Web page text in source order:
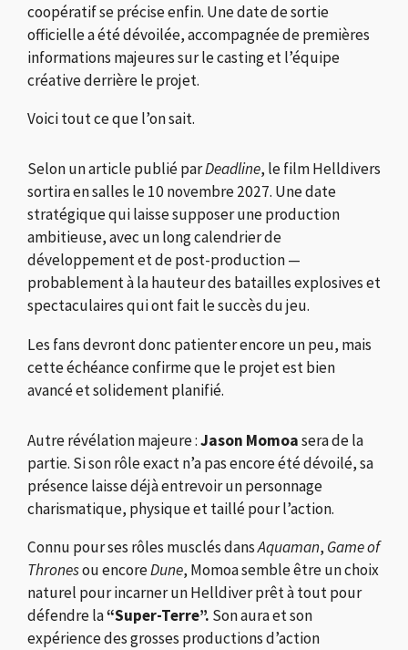
coopératif se précise enfin. Une date de sortie
officielle a été dévoilée, accompagnée de premières
informations majeures sur le casting et l’équipe
créative derrière le projet.
Voici tout ce que l’on sait.
Selon un article publié parDeadline, le film Helldivers
sortira en salles le 10 novembre 2027. Une date
stratégique qui laisse supposer une production
ambitieuse, avec un long calendrier de
développement et de post-production —
probablement à la hauteur des batailles explosives et
spectaculaires qui ont fait le succès du jeu.
Les fans devront donc patienter encore un peu, mais
cette échéance confirme que le projet est bien
avancé et solidement planifié.
Autre révélation majeure :Jason Momoasera de la
partie. Si son rôle exact n’a pas encore été dévoilé, sa
présence laisse déjà entrevoir un personnage
charismatique, physique et taillé pour l’action.
Connu pour ses rôles musclés dansAquaman, Game of
Thronesou encoreDune, Momoa semble être un choix
naturel pour incarner un Helldiver prêt à tout pour
défendre la“Super-Terre”. Son aura et son
expérience des grosses productions d’action